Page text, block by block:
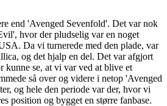
end 'Avenged Sevenfold'. Det var nok
hvor der pludselig var en noget
Da vi turnerede med den plade, var
og det hjalp en del. Det var afgjort
kunne se, at vi var ved at blive et
så over og videre i netop 'Avenged
og hele den periode var der, hvor vi
position og bygget en større fanbase.